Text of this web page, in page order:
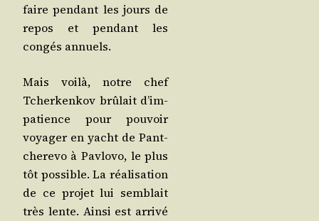
faire pen­dant les jours de
repos et pen­dant les
congés annuels.
Mais voi­là, notre chef
Tcher­ken­kov brû­lait d’im­
pa­tience pour pou­voir
voya­ger en yacht de Pant­
che­re­vo à Pav­lo­vo, le plus
tôt pos­sible. La réa­li­sa­tion
de ce pro­jet lui sem­blait
très lente. Ain­si est arri­vé